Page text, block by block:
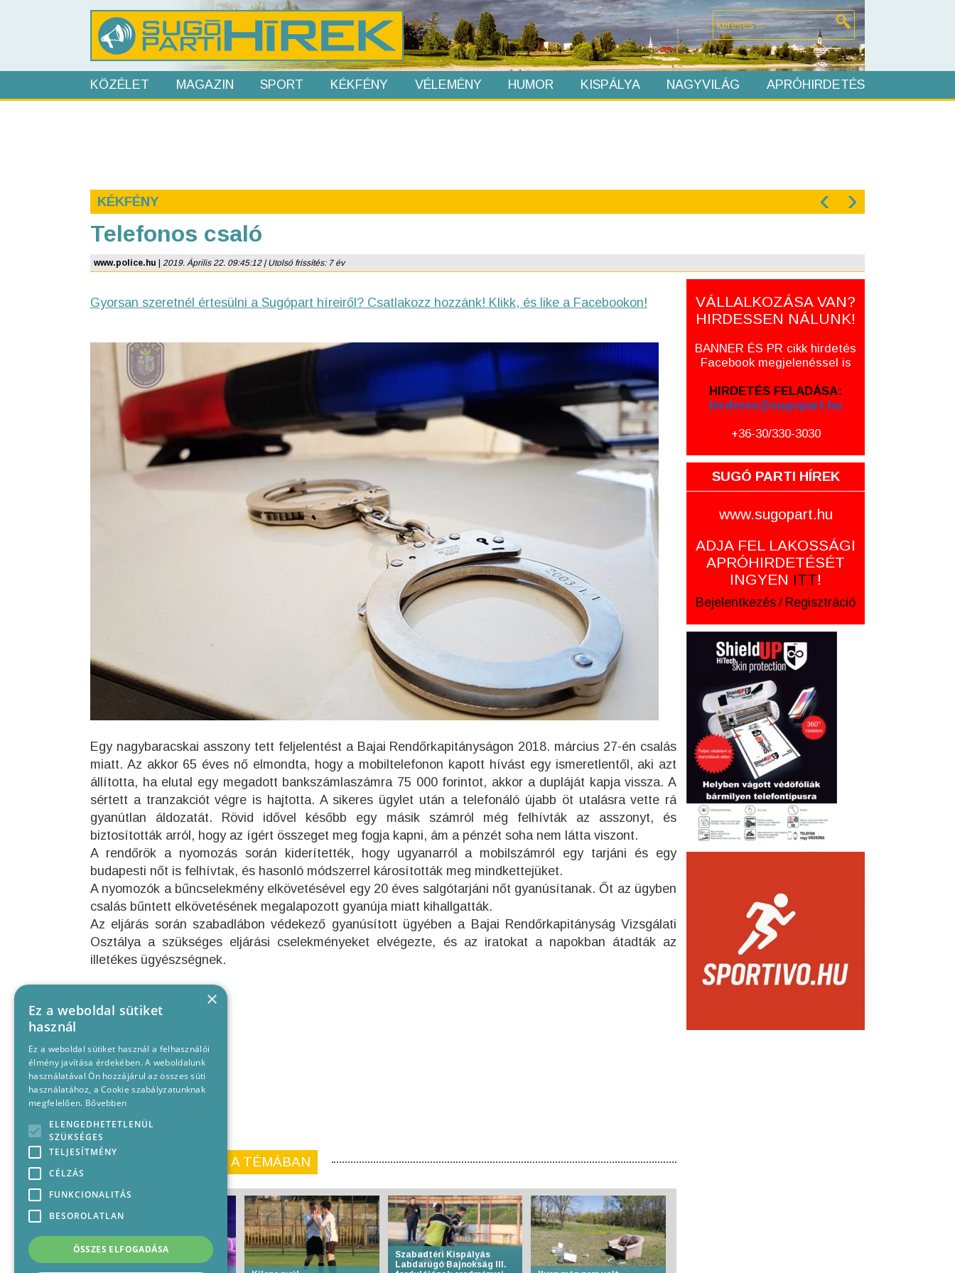
KÖZÉLET MAGAZIN SPORT KÉKFÉNY VÉLEMÉNY HUMOR KISPÁLYA NAGYVILÁG APRÓHIRDETÉS
KÉKFÉNY ‹ ›
Telefonos csaló
www.police.hu 2019. Április 22. 09:45:12 | Utolsó frissítés: 7 év
Gyorsan szeretnél értesülni a Sugópart híreiről? Csatlakozz hozzánk! Klikk, és like a Facebookon!
Egy nagybaracskai asszony tett feljelentést a Bajai Rendőrkapitányságon 2018. március 27-én csalás
miatt. Az akkor 65 éves nő elmondta, hogy a mobiltelefonon kapott hívást egy ismeretlentől, aki azt
állította, ha elutal egy megadott bankszámlaszámra 75 000 forintot, akkor a dupláját kapja vissza. A
sértett a tranzakciót végre is hajtotta. A sikeres ügylet után a telefonáló újabb öt utalásra vette rá
gyanútlan áldozatát. Rövid idővel később egy másik számról még felhívták az asszonyt, és
biztosították arról, hogy az ígért összeget meg fogja kapni, ám a pénzét soha nem látta viszont.
A rendőrök a nyomozás során kiderítették, hogy ugyanarról a mobilszámról egy tarjáni és egy
budapesti nőt is felhívtak, és hasonló módszerrel károsították meg mindkettejüket.
A nyomozók a bűncselekmény elkövetésével egy 20 éves salgótarjáni nőt gyanúsítanak. Őt az ügyben
csalás bűntett elkövetésének megalapozott gyanúja miatt kihallgatták.
Az eljárás során szabadlábon védekező gyanúsított ügyében a Bajai Rendőrkapitányság Vizsgálati
Osztálya a szükséges eljárási cselekményeket elvégezte, és az iratokat a napokban átadták az
illetékes ügyészségnek.
KORÁBBI CIKKEINK A TÉMÁBAN
Szabadtéri Kispályás
Labdarúgó Bajnokság III.
VÁLLALKOZÁSA VAN?
HIRDESSEN NÁLUNK!
BANNER ÉS PR cikk hirdetés
Facebook megjelenéssel is
HIRDETÉS FELADÁSA:
hirdetes@sugopart.hu
+36-30/330-3030
SUGÓ PARTI HÍREK
www.sugopart.hu
ADJA FEL LAKOSSÁGI
APRÓHIRDETÉSÉT
INGYEN ITT!
Bejelentkezés / Regisztráció
×
Ez a weboldal sütiket
használ
Ez a weboldal sütiket használ a felhasználói
élmény javítása érdekében. A weboldalunk
használatával Ön hozzájárul az összes süti
használatához, a Cookie szabályzatunknak
megfelelően. Bővebben
ELENGEDHETETLENÜL
SZÜKSÉGES
TELJESÍTMÉNY
CÉLZÁS
FUNKCIONALITÁS
BESOROLATLAN
ÖSSZES ELFOGADÁSA